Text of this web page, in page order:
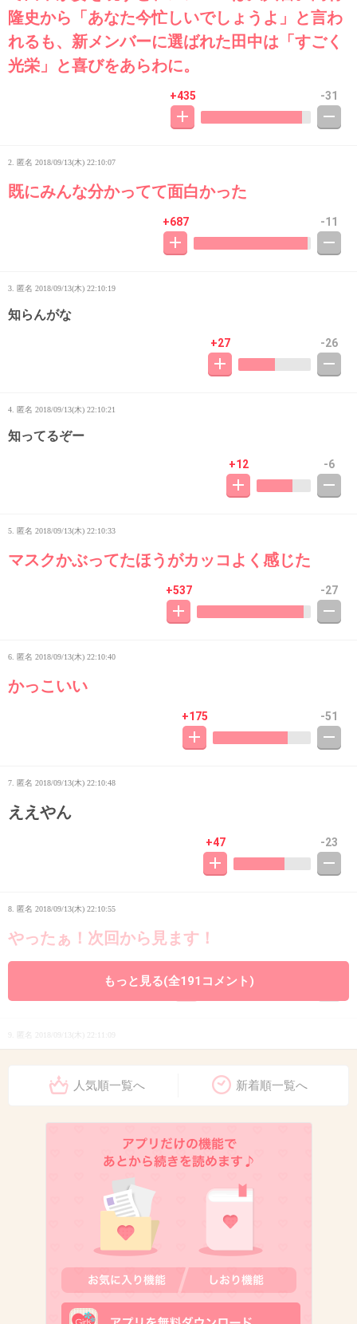
隆史から「あなた今忙しいでしょうよ」と言わ
れるも、新メンバーに選ばれた田中は「すごく
光栄」と喜びをあらわに。
+435 -31
2. 匿名 2018/09/13(木) 22:10:07
既にみんな分かってて面白かった
+687 -11
3. 匿名 2018/09/13(木) 22:10:19
知らんがな
+27 -26
4. 匿名 2018/09/13(木) 22:10:21
知ってるぞー
+12 -6
5. 匿名 2018/09/13(木) 22:10:33
マスクかぶってたほうがカッコよく感じた
+537 -27
6. 匿名 2018/09/13(木) 22:10:40
かっこいい
+175 -51
7. 匿名 2018/09/13(木) 22:10:48
ええやん
+47 -23
8. 匿名 2018/09/13(木) 22:10:55
やったぁ！次回から見ます！
2018/09/13(木) 22:11:09
しい！
番組放送前から田中圭だって言われてたもんね
+609
もっと見る(全191コメント)
人気順一覧へ 新着順一覧へ